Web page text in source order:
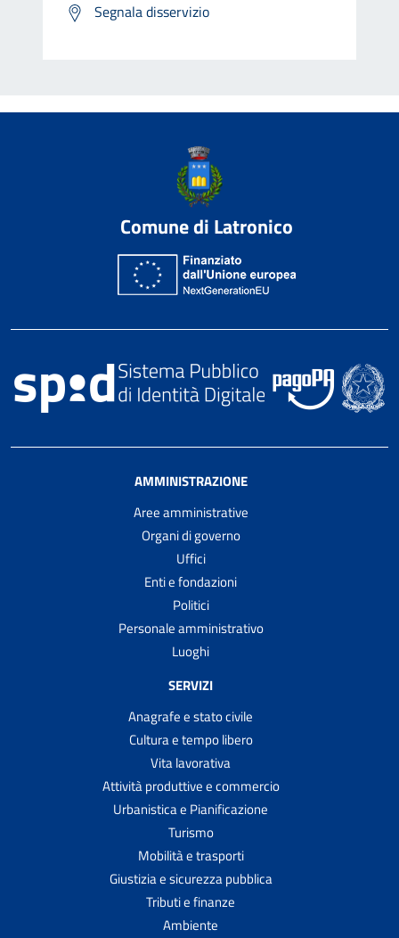
Segnala disservizio
Comune di Latronico
AMMINISTRAZIONE
Aree amministrative
Organi di governo
Uffici
Enti e fondazioni
Politici
Personale amministrativo
Luoghi
SERVIZI
Anagrafe e stato civile
Cultura e tempo libero
Vita lavorativa
Attività produttive e commercio
Urbanistica e Pianificazione
Turismo
Mobilità e trasporti
Giustizia e sicurezza pubblica
Tributi e finanze
Ambiente